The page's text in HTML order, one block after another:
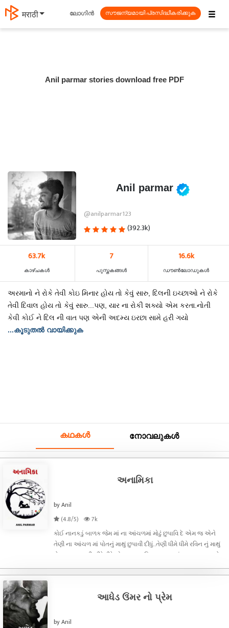
मराठी ☰
ലോഗിൻ സൗജന്യമായി പ്രസിദ്ധീകരിക്കുക
Anil parmar stories download free PDF
Anil parmar
@anilparmar123
(392.3k)
63.7k
കാഴ്‌ചകൾ
7
പുസ്തകങ്ങൾ
16.6k
ഡൗൺലോഡുകൾ
અરમાનો ને રોકે તેવી કોઇ મિનાર હોય તો કેવું સારુ, દિલની ઇચ્છાઓ ને રોકે
તેવી દિવાલ હોય તો કેવું સારુ...પણ, યાર ના રોકી શક્યો એમ કરતા.નોતી
કેવી કોઈ ને દિલ ની વાત પણ એની અદમ્ય ઇરછા સામે હરી ગયો
...കൂടുതൽ വായിക്കുക
കഥകൾ നോവലുകൾ
અનામિકા
by Anil
(4.8/5)
7k
કોઈ નાનકડું બાળક જેમ માં ના આંચળમાં મોઢું છુપાવિ દે એમ જ એને
તેણી ના આંચળ માં પોતનું માથું છુપાવી દીધું..તેણી ધીમે ધીમે રવિન નું માથું
સેહલાવવા લાગી..ધીરે ધીરે એના હાથ રવિન ના વાળ માં ફરવા લાગ્યા..ને
આધેડ ઉંમર નો પ્રેમ
by Anil